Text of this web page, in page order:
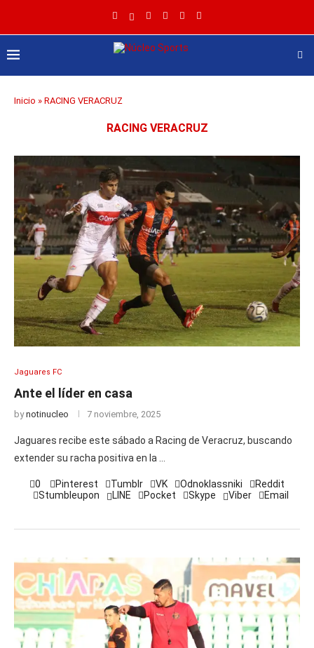
Inicio » RACING VERACRUZ
RACING VERACRUZ
Jaguares FC
Ante el líder en casa
bynotinucleo 7 noviembre, 2025
Jaguares recibe este sábado a Racing de Veracruz, buscando
extender su racha positiva en la …
0 Pinterest Tumblr VK Odnoklassniki
Reddit
Stumbleupon
LINE Pocket Skype Viber Email